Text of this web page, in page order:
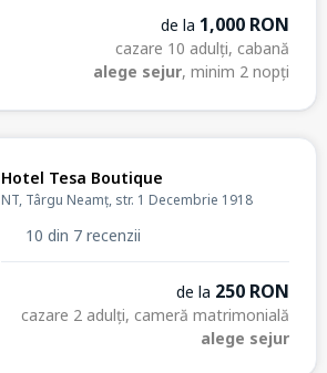
de la 1,000 RON
cazare 10 adulți, cabană
alege sejur, minim 2 nopți
Hotel Tesa Boutique
NT, Târgu Neamț, str. 1 Decembrie 1918
10 din 7 recenzii
de la 250 RON
cazare 2 adulți, cameră matrimonială
alege sejur